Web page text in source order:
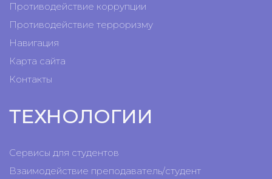
Противодействие коррупции
Противодействие терроризму
Навигация
Карта сайта
Контакты
ТЕХНОЛОГИИ
Сервисы для студентов
Взаимодействие преподаватель/студент